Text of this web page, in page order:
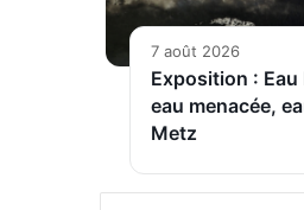
7 août 2026
Exposition : Eau
eau menacée,
Metz